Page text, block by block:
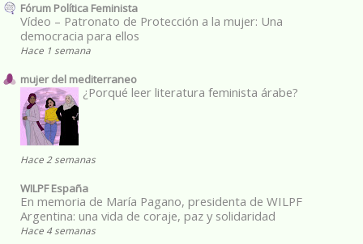
Fórum Política Feminista
Vídeo – Patronato de Protección a la mujer: Una
democracia para ellos
Hace 1 semana
mujer del mediterraneo
¿Porqué leer literatura feminista árabe?
Hace 2 semanas
WILPF España
En memoria de María Pagano, presidenta de WILPF
Argentina: una vida de coraje, paz y solidaridad
Hace 4 semanas